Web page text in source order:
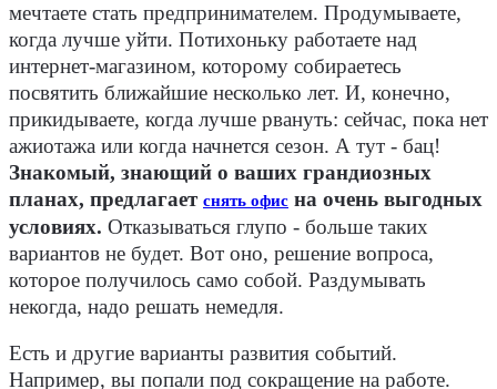
мечтаете стать предпринимателем. Продумываете,
когда лучше уйти. Потихоньку работаете над
интернет-магазином, которому собираетесь
посвятить ближайшие несколько лет. И, конечно,
прикидываете, когда лучше рвануть: сейчас, пока нет
ажиотажа или когда начнется сезон. А тут - бац!
Знакомый, знающий о ваших грандиозных
планах, предлагает снять офис на очень выгодных
условиях. Отказываться глупо - больше таких
вариантов не будет. Вот оно, решение вопроса,
которое получилось само собой. Раздумывать
некогда, надо решать немедля.
Есть и другие варианты развития событий.
Например, вы попали под сокращение на работе.